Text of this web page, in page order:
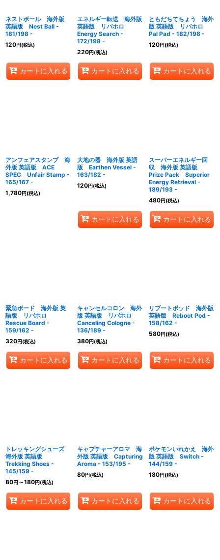
ネストボール 海外版
英語版 Nest Ball -
181/198 -
120円(税込)
カートに入れる
エネルギー転送 海外版
英語版 リバホロ
Energy Search -
172/198 -
220円(税込)
カートに入れる
ともだちてちょう 海外
版 英語版 リバホロ
Pal Pad - 182/198 -
120円(税込)
カートに入れる
アンフェアスタンプ 海
外版 英語版 ACE
SPEC Unfair Stamp -
165/167 -
1,780円(税込)
大地の器 海外版 英語
版 Earthen Vessel -
163/182 -
120円(税込)
カートに入れる
スーパーエネルギー回
収 海外版 英語版
Prize Pack Superior
Energy Retrieval -
189/193 -
480円(税込)
カートに入れる
緊急ボード 海外版 英
語版 リバホロ
Rescue Board -
159/162 -
320円(税込)
カートに入れる
キャンセルコロン 海外
版 英語版 リバホロ
Canceling Cologne -
136/189 -
380円(税込)
カートに入れる
リブートポッド 海外版
英語版 Reboot Pod -
158/162 -
580円(税込)
カートに入れる
トレッキングシューズ
海外版 英語版
Trekking Shoes -
145/159 -
80円～180円(税込)
カートに入れる
キャプチャーアロマ 海
外版 英語版 Capturing
Aroma - 153/195 -
80円(税込)
カートに入れる
ポケモンいれかえ 海外
版 英語版 Switch -
144/159 -
180円(税込)
カートに入れる